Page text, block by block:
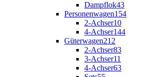
Dampflok43
Personenwagen154
2-Achser10
4-Achser144
Güterwagen212
2-Achser83
3-Achser11
4-Achser63